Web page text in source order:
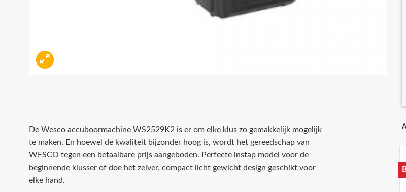
De Wesco accuboormachine WS2529K2 is er om elke klus zo gemakkelijk mogelijk
te maken. En hoewel de kwaliteit bijzonder hoog is, wordt het gereedschap van
WESCO tegen een betaalbare prijs aangeboden. Perfecte instap model voor de
beginnende klusser of doe het zelver, compact licht gewicht design geschikt voor
elke hand.